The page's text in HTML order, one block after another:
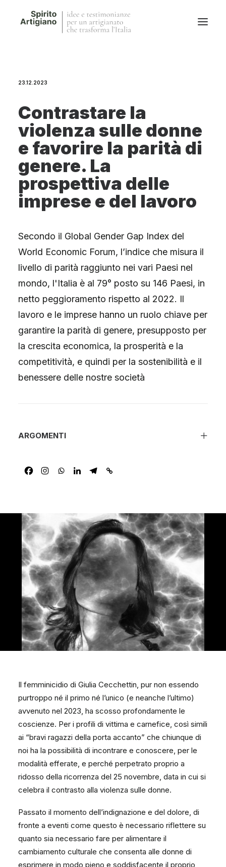
Magazine
QFG
Collaborano con noi
23.12.2023
Contrastare la
violenza sulle donne
e favorire la parità di
genere. La
prospettiva delle
imprese e del lavoro
Secondo il Global Gender Gap Index del
World Economic Forum, l’indice che misura il
livello di parità raggiunto nei vari Paesi nel
mondo, l'Italia è al 79° posto su 146 Paesi, in
netto peggioramento rispetto al 2022. Il
lavoro e le imprese hanno un ruolo chiave per
garantire la parità di genere, presupposto per
la crescita economica, la prosperità e la
competitività, e quindi per la sostenibilità e il
benessere delle nostre società
ARGOMENTI
Il femminicidio di Giulia Cecchettin, pur non essendo
purtroppo né il primo né l’unico (e neanche l’ultimo)
avvenuto nel 2023, ha scosso profondamente le
coscienze. Per i profili di vittima e carnefice, così simili
ai “bravi ragazzi della porta accanto” che chiunque di
noi ha la possibilità di incontrare e conoscere, per le
modalità efferate, e perché perpetrato proprio a
ridosso della ricorrenza del 25 novembre, data in cui si
celebra il contrasto alla violenza sulle donne.
Passato il momento dell’indignazione e del dolore, di
fronte a eventi come questo è necessario riflettere su
quanto sia necessario fare per alimentare il
cambiamento culturale che consenta alle donne di
esprimere in modo pieno e soddisfacente il proprio